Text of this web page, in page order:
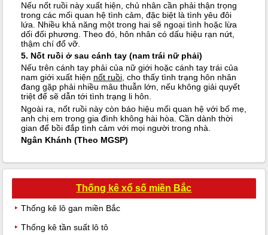
Nếu nốt ruồi này xuất hiện, chủ nhân cần phải thận trọng
trong các mối quan hệ tình cảm, đặc biệt là tình yêu đôi
lứa. Nhiều khả năng một trong hai sẽ ngoại tình hoặc lừa
dối đối phương. Theo đó, hôn nhân có dấu hiệu rạn nứt,
thậm chí đổ vỡ.
5. Nốt ruồi ở sau cánh tay (nam trái nữ phải)
Nếu trên cánh tay phải của nữ giới hoặc cánh tay trái của
nam giới xuất hiện nốt ruồi, cho thấy tình trạng hôn nhân
đang gặp phải nhiều mâu thuẫn lớn, nếu không giải quyết
triệt để sẽ dẫn tới tình trạng li hôn.
Ngoài ra, nốt ruồi này còn báo hiệu mối quan hệ với bố mẹ,
anh chị em trong gia đình không hài hòa. Cần dành thời
gian để bồi đắp tình cảm với mọi người trong nhà.
Ngân Khánh (Theo MGSP)
Thống kê xổ số miền Bắc
Thống kê lô gan miền Bắc
Thống kê tần suất lô tô